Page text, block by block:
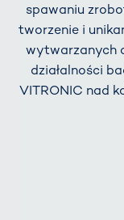
spawaniu
tworzenie i
wytwarzanych
działalności
VITRONIC nad